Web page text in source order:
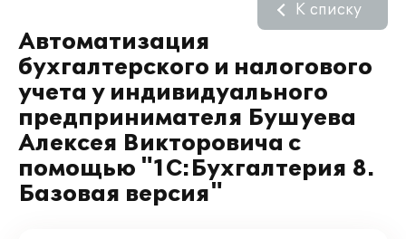
Автоматизация
бухгалтерского и налогового
учета у индивидуального
предпринимателя Бушуева
Алексея Викторовича с
помощью "1C:Бухгалтерия 8.
Базовая версия"
К списку